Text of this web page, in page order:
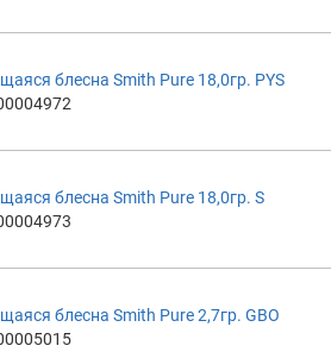
блесна Smith Pure 18,0гр. PYS
блесна Smith Pure 18,0гр. S
блесна Smith Pure 2,7гр. GBO